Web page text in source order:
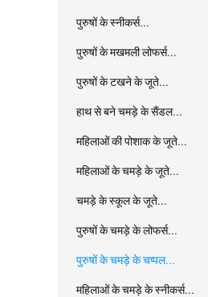
पुरुषों के स्नीकर्स...
पुरुषों के मखमली लोफर्स...
पुरुषों के टखने के जूते...
हाथ से बने चमड़े के सैंडल...
महिलाओं की पोशाक के जूते...
महिलाओं के चमड़े के जूते...
चमड़े के स्कूल के जूते...
पुरुषों के चमड़े के लोफर्स...
पुरुषों के चमड़े के चप्पल...
महिलाओं के चमड़े के स्नीकर्स...